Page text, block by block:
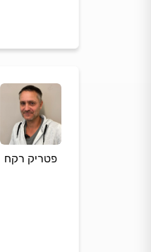
פטריק רקח